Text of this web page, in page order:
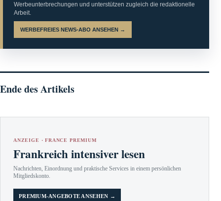
Werbeunterbrechungen und unterstützen zugleich die redaktionelle
Arbeit.
WERBEFREIES NEWS-ABO ANSEHEN →
Ende des Artikels
ANZEIGE · FRANCE PREMIUM
Frankreich intensiver lesen
Nachrichten, Einordnung und praktische Services in einem persönlichen
Mitgliedskonto.
PREMIUM-ANGEBOTE ANSEHEN →